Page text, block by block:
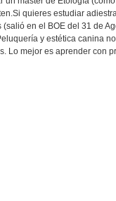
quieres estudiar
en el BOE del 31 de
y estética canina
Lo mejor es aprender con